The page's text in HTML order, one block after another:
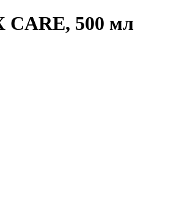
CARE, 500 мл